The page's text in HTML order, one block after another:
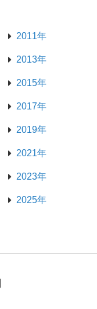
2011年
2013年
2015年
2017年
2019年
2021年
2023年
2025年